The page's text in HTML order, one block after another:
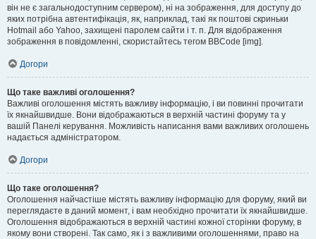
він не є загальнодоступним сервером), ні на зображення, для доступу до
яких потрібна автентифікація, як, наприклад, такі як поштові скриньки
Hotmail або Yahoo, захищені паролем сайти і т. п. Для відображення
зображення в повідомленні, скористайтесь тегом BBCode [img].
Догори
Що таке важливі оголошення?
Важливі оголошення містять важливу інформацію, і ви повинні прочитати
їх якнайшвидше. Вони відображаються в верхній частині форуму та у
вашій Панелі керування. Можливість написання вами важливих оголошень
надається адміністратором.
Догори
Що таке оголошення?
Оголошення найчастіше містять важливу інформацію для форуму, який ви
переглядаєте в даний момент, і вам необхідно прочитати їх якнайшвидше.
Оголошення відображаються в верхній частині кожної сторінки форуму, в
якому вони створені. Так само, як і з важливими оголошеннями, право на